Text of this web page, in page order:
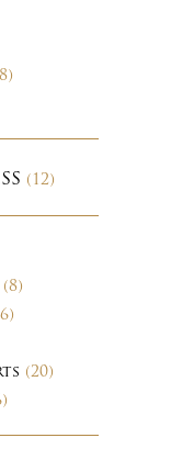
(12)
(8)
(20)